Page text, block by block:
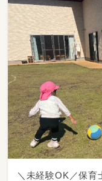
15:30 自
【以降順
17:00 ト
17:30 お
18:30 通
＼未経験OK／保育